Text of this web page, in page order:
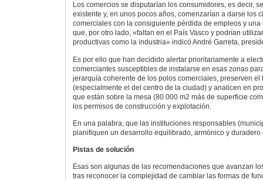
Los comercios se disputarían los consumidores, es decir,
existente y, en unos pocos años, comenzarían a darse los
comerciales con la consiguiente pérdida de empleos y
que, por otro lado, «faltan en el País Vasco y podrían
productivas como la industria» indicó André Garreta,
Es por ello que han decidido alertar prioritariamente a
comerciantes susceptibles de instalarse en esas zonas
jerarquía coherente de los polos comerciales, preserven el
(especialmente el del centro de la ciudad) y analicen en
que están sobre la mesa (80.000 m2 más de superficie
los permisos de construcción y explotación.
En una palabra, que las instituciones responsables
planifiquen un desarrollo equilibrado, armónico y
Pistas de solución
Esas son algunas de las recomendaciones que avanzan
tras reconocer la complejidad de cambiar las formas de